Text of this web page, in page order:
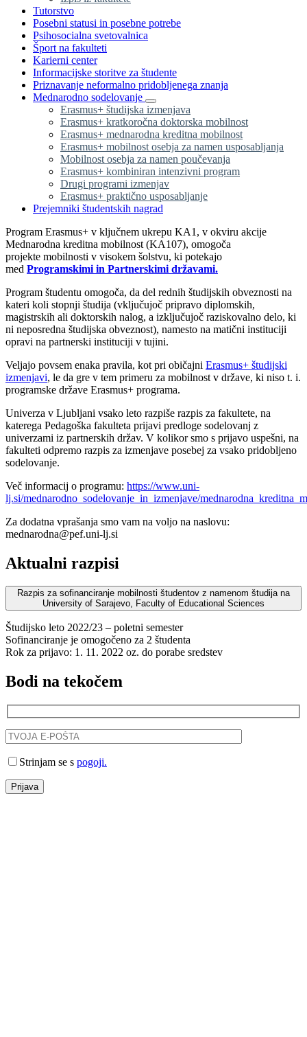
Tutorstvo
Posebni statusi in posebne potrebe
Psihosocialna svetovalnica
Šport na fakulteti
Karierni center
Informacijske storitve za študente
Priznavanje neformalno pridobljenega znanja
Mednarodno sodelovanje
Erasmus+ študijska izmenjava
Erasmus+ kratkoročna doktorska mobilnost
Erasmus+ mednarodna kreditna mobilnost
Erasmus+ mobilnost osebja za namen usposabljanja
Mobilnost osebja za namen poučevanja
Erasmus+ kombiniran intenzivni program
Drugi programi izmenjav
Erasmus+ praktično usposabljanje
Prejemniki študentskih nagrad
Program Erasmus+ v ključnem ukrepu KA1, v okviru akcije
Mednarodna kreditna mobilnost (KA107), omogoča
projekte mobilnosti v visokem šolstvu, ki potekajo
med Programskimi in Partnerskimi državami.
Program študentu omogoča, da del rednih študijskih obveznosti na
kateri koli stopnji študija (vključujoč pripravo diplomskih,
magistrskih ali doktorskih nalog, a izključujoč raziskovalno delo, ki
ni neposredna študijska obveznost), namesto na matični instituciji
opravi na partnerski instituciji v tujini.
Veljajo povsem enaka pravila, kot pri običajni Erasmus+ študijski
izmenjavi, le da gre v tem primeru za mobilnost v države, ki niso t. i.
programske države Erasmus+ programa.
Univerza v Ljubljani vsako leto razpiše razpis za fakultete, na
katerega Pedagoška fakulteta prijavi predloge sodelovanj z
univerzami iz partnerskih držav. V kolikor smo s prijavo uspešni, na
fakulteti odpremo razpis za izmenjave posebej za vsako pridobljeno
sodelovanje.
Več informacij o programu: https://www.uni-
lj.si/mednarodno_sodelovanje_in_izmenjave/
Za dodatna vprašanja smo vam na voljo na naslovu:
mednarodna@pef.uni-lj.si
Aktualni razpisi
Razpis za sofinanciranje mobilnosti študentov z namenom študija na
University of Sarajevo, Faculty of Educational Sciences
Študijsko leto 2022/23 – poletni semester
Sofinanciranje je omogočeno za 2 študenta
Rok za prijavo: 1. 11. 2022 oz. do porabe sredstev
Bodi na tekočem
Strinjam se s pogoji.
Prijava